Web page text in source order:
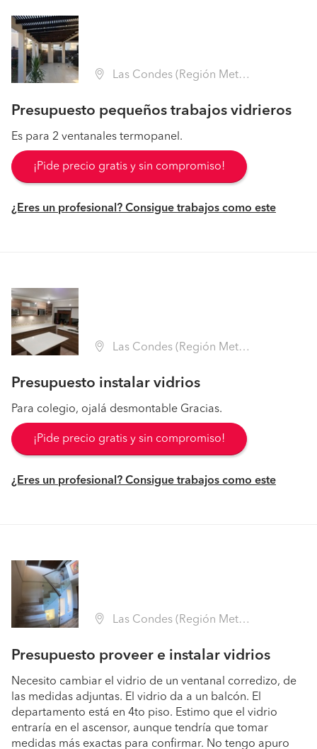
Las Condes (Región Metropolitana - Santiago)
Presupuesto pequeños trabajos vidrieros
Es para 2 ventanales termopanel.
¡Pide precio gratis y sin compromiso!
¿Eres un profesional? Consigue trabajos como este
Las Condes (Región Metropolitana - Santiago)
Presupuesto instalar vidrios
Para colegio, ojalá desmontable Gracias.
¡Pide precio gratis y sin compromiso!
¿Eres un profesional? Consigue trabajos como este
Las Condes (Región Metropolitana - Santiago)
Presupuesto proveer e instalar vidrios
Necesito cambiar el vidrio de un ventanal corredizo, de
las medidas adjuntas. El vidrio da a un balcón. El
departamento está en 4to piso. Estimo que el vidrio
entraría en el ascensor, aunque tendría que tomar
medidas más exactas para confirmar. No tengo apuro